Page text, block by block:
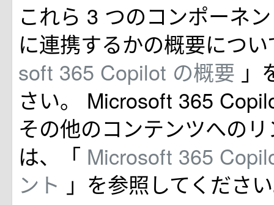
これら 3 つのコンポーネ
に連携するかの概要につ
soft 365 Copilot の概要 」
さい。 Microsoft 365
その他のコンテンツへの
は、「 Microsoft 365
ント 」を参照してくださ